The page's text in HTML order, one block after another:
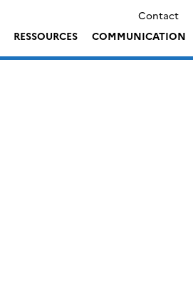
Contact
RESSOURCES COMMUNICATION